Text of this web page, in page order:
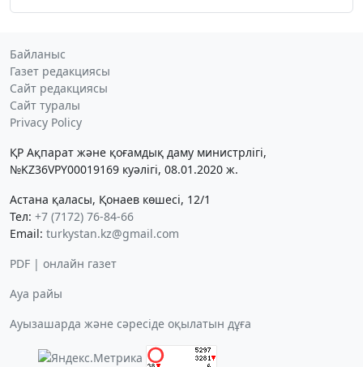
Байланыс
Газет редакциясы
Сайт редакциясы
Сайт туралы
Privacy Policy
ҚР Ақпарат және қоғамдық даму министрлігі,
№KZ36VPY00019169 куәлігі, 08.01.2020 ж.
Астана қаласы, Қонаев көшесі, 12/1
Тел: +7 (7172) 76-84-66
Email: turkystan.kz@gmail.com
PDF | онлайн газет
Ауа райы
Ауызашарда және сәресіде оқылатын дұға